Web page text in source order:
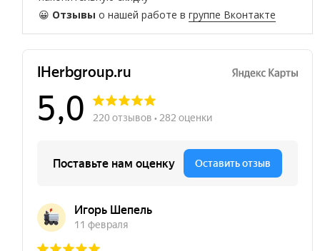
😀 Отзывы о нашей работе вгруппе Вконтакте